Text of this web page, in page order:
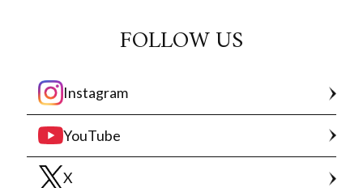
FOLLOW US
Instagram
YouTube
X